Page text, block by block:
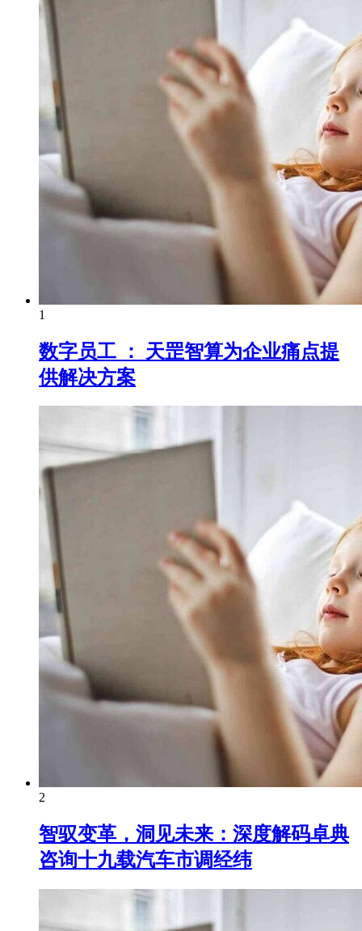
1
数字员工 ： 天罡智算为企业痛点提
供解决方案
2
智驭变革，洞见未来：深度解码卓典
咨询十九载汽车市调经纬